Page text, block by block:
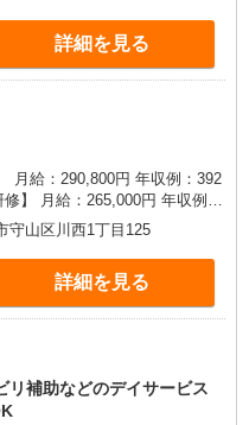
詳細を見る
月給：290,800円 年収例：392
※職務手当、働き
手当（月平均2回分）、夜勤手
、毎月平均的に支払われる手
護福祉士のみ、特別職務手当
基本給2.08ヶ月分/年支給
守山区川西1丁目125
詳細を見る
リ補助などのデイサービス